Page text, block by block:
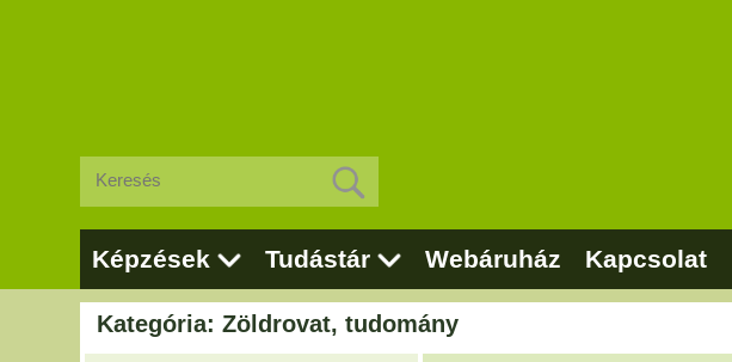
Képzések Tudástár Webáruház Kapcsolat
Kategória: Zöldrovat, tudomány